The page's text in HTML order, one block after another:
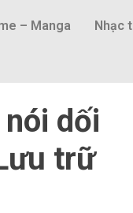
– Manga Nhạc
dối
trữ